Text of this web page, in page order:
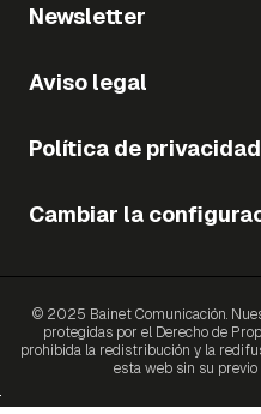
Newsletter
Aviso legal
Política de privacidad
Cambiar la
© 2025 Bainet Comunicación.
protegidas por el Derecho de
prohibida la redistribución y la
esta web sin su previo